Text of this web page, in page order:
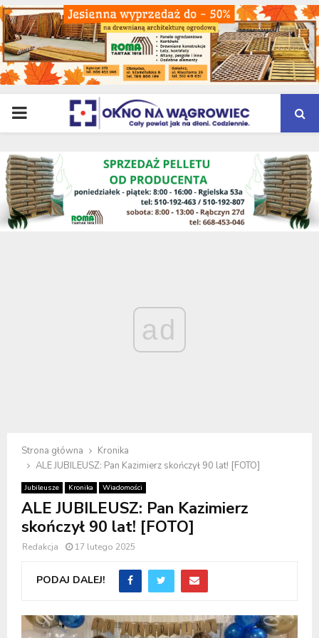
PRIMARY
MENU
ad
Strona główna
Kronika
ALE JUBILEUSZ: Pan Kazimierz skończył 90 lat! [FOTO]
Jubileusze Kronika Wiadomości
ALE JUBILEUSZ: Pan Kazimierz
skończył 90 lat! [FOTO]
Redakcja 17 lutego 2025
PODAJ DALEJ!